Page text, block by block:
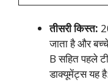
तीसरी किस्त:
जाता है और
B सहित पहले
डाक्यूमेंट्स यह है: